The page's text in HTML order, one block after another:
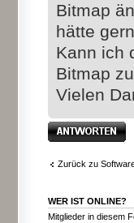
Bitmap
hätte
Kann ich
Bitmap
Vielen
Antwort erstellen
Zurück zu
WER IST ONLINE?
Mitglieder in diesem